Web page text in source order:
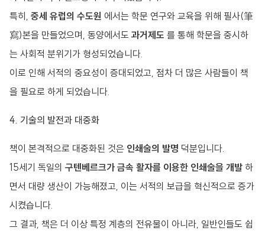
특히, 중세 유럽의 수도원 에서는 학문 연구와 교육을 위해 필사(筆
寫)본을 만들었으며, 동양에서도 과거제도 를 통해 학문을 중시하
는 사회적 분위기가 형성되었습니다.
이로 인해 서적의 중요성이 증대되었고, 점차 더 많은 사람들이 책
을 필요로 하게 되었습니다.
4. 기술의 발전과 대중화
책이 본격적으로 대중화된 것은 인쇄술의 발명 덕분입니다.
15세기 독일의 구텐베르크가 금속 활자를 이용한 인쇄술을 개발 하
면서 대량 생산이 가능해졌고, 이는 서적의 보급을 혁신적으로 증가
시켰습니다.
그 결과, 책은 더 이상 특정 계층의 전유물이 아니라, 일반인들도 쉽